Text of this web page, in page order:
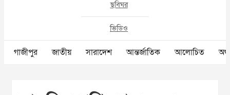
ছবিঘর
ভিডিও
গাজীপুর জাতীয় সারাদেশ আন্তর্জাতিক আলোচিত